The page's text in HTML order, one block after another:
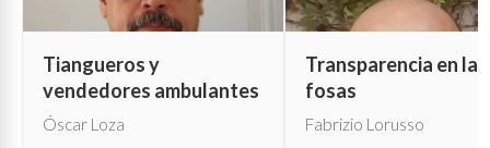
Tiangueros y
vendedores ambulantes
Óscar Loza
Transparencia en las
fosas
Fabrizio Lorusso